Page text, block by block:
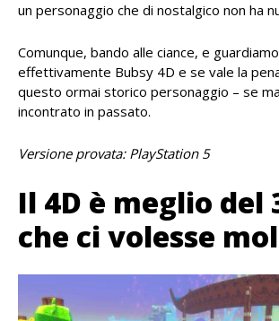
un personaggio che di nostalgico non ha
Comunque, bando alle ciance, e guardiamo
effettivamente Bubsy 4D e se vale la
questo ormai storico personaggio – se
incontrato in passato.
Versione provata: PlayStation 5
Il 4D è meglio del
che ci volesse